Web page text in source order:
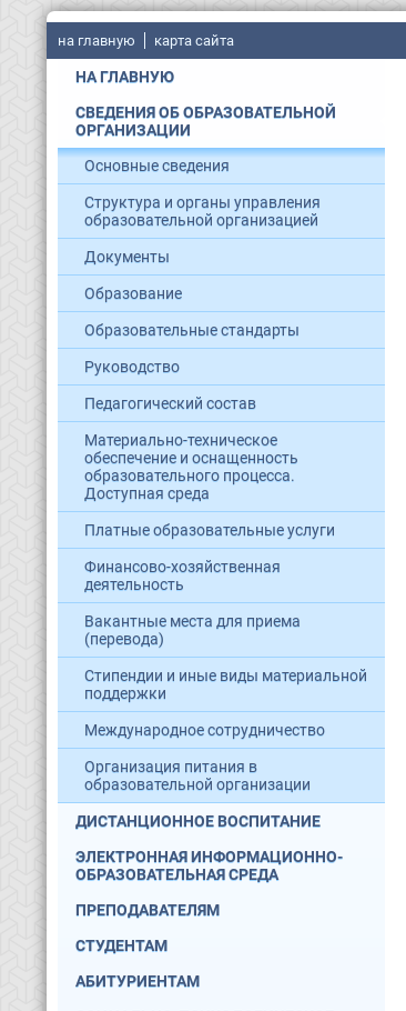
на главную карта сайта
НА ГЛАВНУЮ
СВЕДЕНИЯ ОБ ОБРАЗОВАТЕЛЬНОЙ
ОРГАНИЗАЦИИ
Основные сведения
Структура и органы управления
образовательной организацией
Документы
Образование
Образовательные стандарты
Руководство
Педагогический состав
Материально-техническое
обеспечение и оснащенность
образовательного процесса.
Доступная среда
Платные образовательные услуги
Финансово-хозяйственная
деятельность
Вакантные места для приема
(перевода)
Стипендии и иные виды материальной
поддержки
Международное сотрудничество
Организация питания в
образовательной организации
ДИСТАНЦИОННОЕ ВОСПИТАНИЕ
ЭЛЕКТРОННАЯ ИНФОРМАЦИОННО-
ОБРАЗОВАТЕЛЬНАЯ СРЕДА
ПРЕПОДАВАТЕЛЯМ
СТУДЕНТАМ
АБИТУРИЕНТАМ